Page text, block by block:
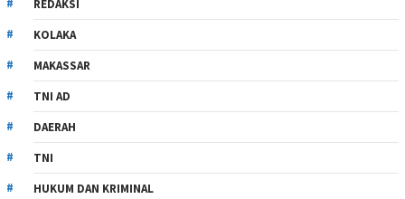
REDAKSI
KOLAKA
MAKASSAR
TNI AD
DAERAH
TNI
HUKUM DAN KRIMINAL